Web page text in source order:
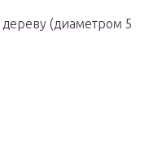
(диаметром 5